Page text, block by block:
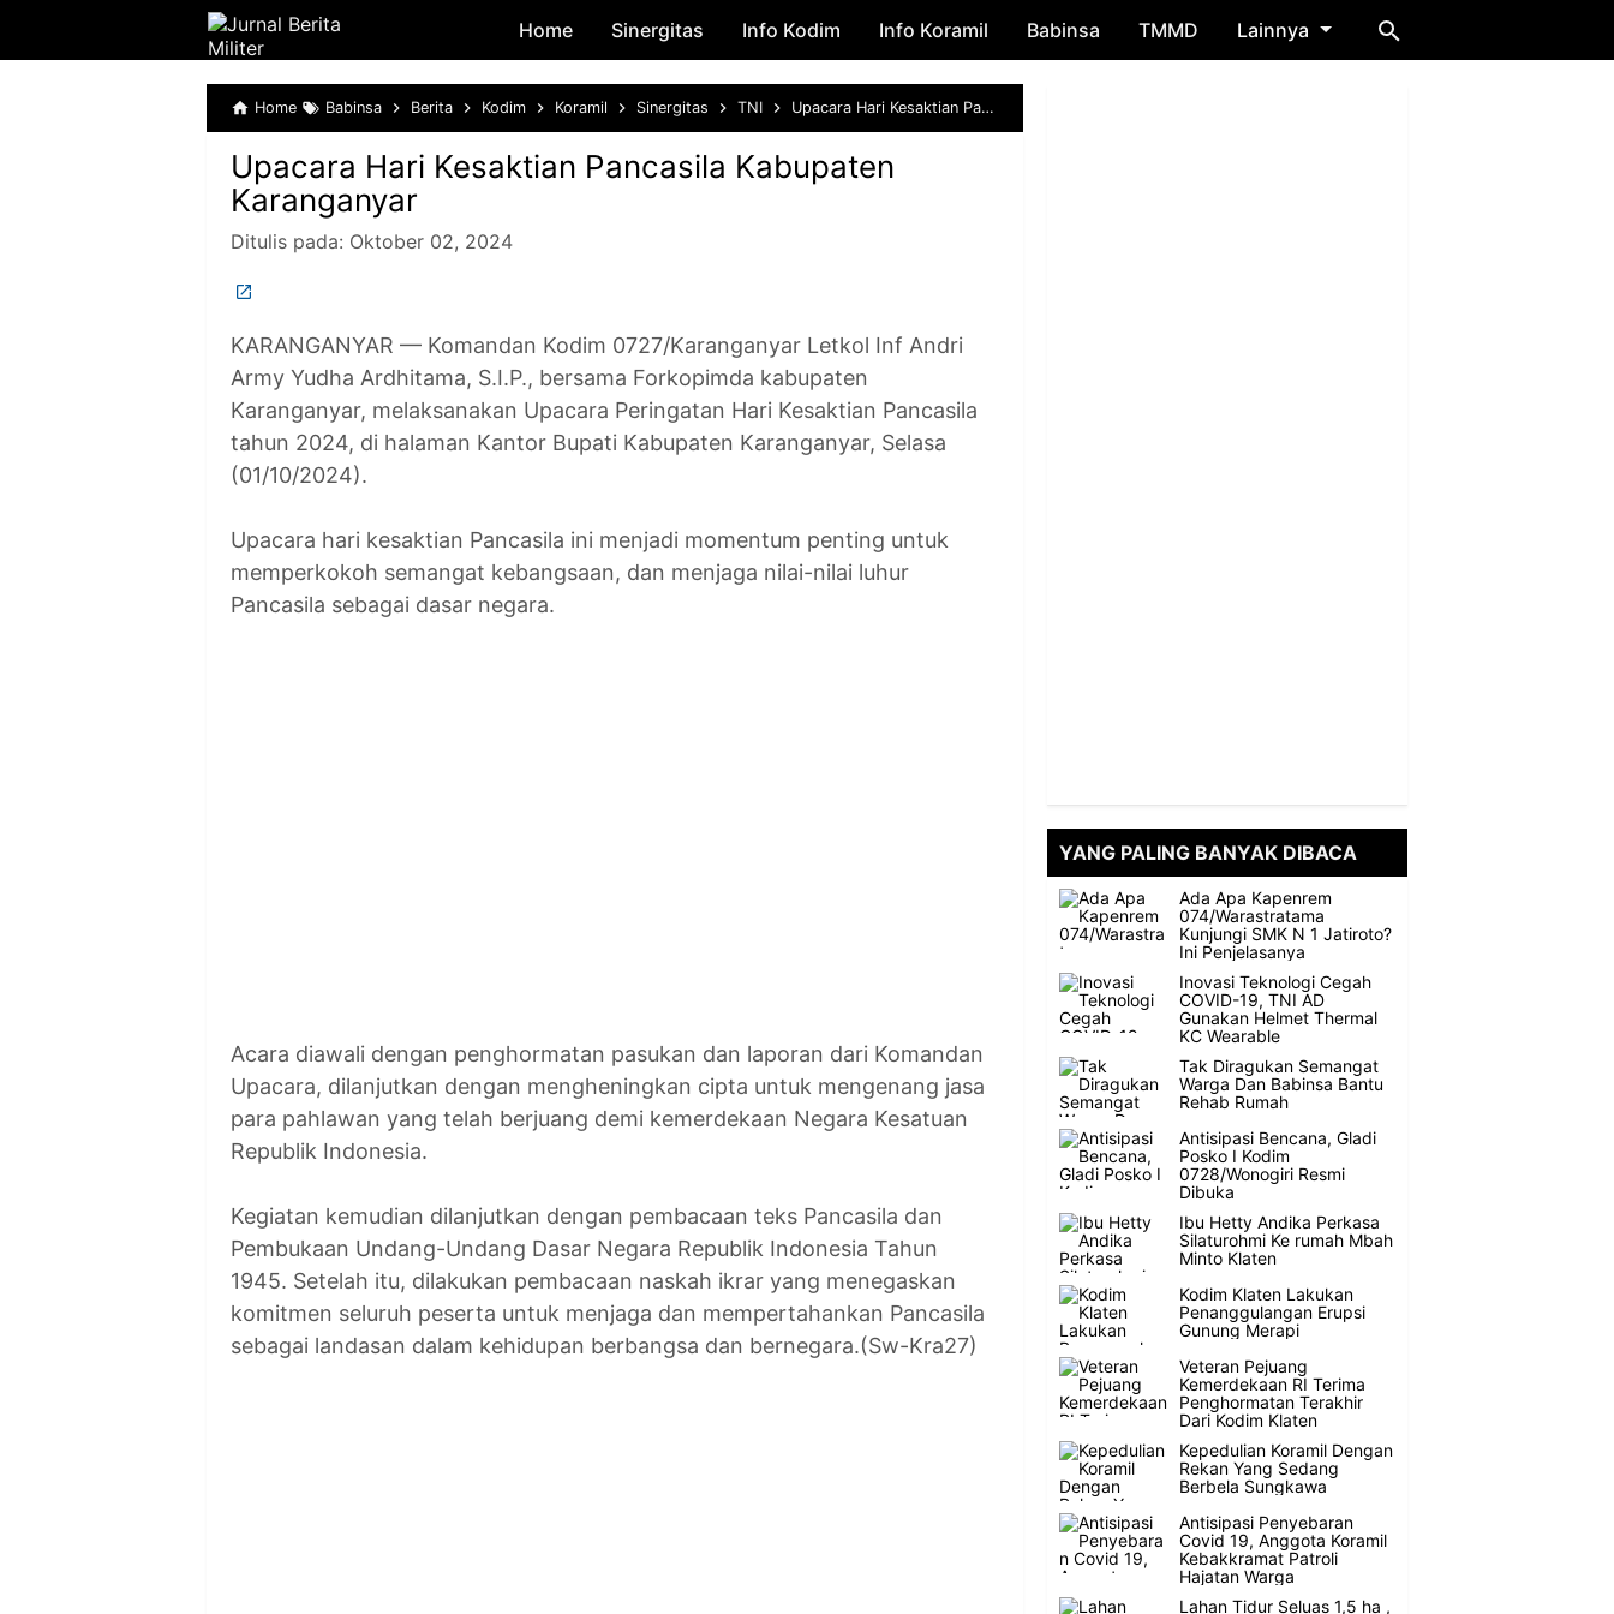
Skip to main content
Home Sinergitas Info Kodim Info Koramil Babinsa TMMD Lainnya
Home Babinsa Berita Kodim Koramil Sinergitas TNI Upacara Hari Kesaktian Pancasila Kabupaten Karanganyar
Upacara Hari Kesaktian Pancasila Kabupaten
Karanganyar
Ditulis pada: Oktober 02, 2024
KARANGANYAR — Komandan Kodim 0727/Karanganyar Letkol Inf Andri
Army Yudha Ardhitama, S.I.P., bersama Forkopimda kabupaten
Karanganyar, melaksanakan Upacara Peringatan Hari Kesaktian Pancasila
tahun 2024, di halaman Kantor Bupati Kabupaten Karanganyar, Selasa
(01/10/2024).
Upacara hari kesaktian Pancasila ini menjadi momentum penting untuk
memperkokoh semangat kebangsaan, dan menjaga nilai-nilai luhur
Pancasila sebagai dasar negara.
Acara diawali dengan penghormatan pasukan dan laporan dari Komandan
Upacara, dilanjutkan dengan mengheningkan cipta untuk mengenang jasa
para pahlawan yang telah berjuang demi kemerdekaan Negara Kesatuan
Republik Indonesia.
Kegiatan kemudian dilanjutkan dengan pembacaan teks Pancasila dan
Pembukaan Undang-Undang Dasar Negara Republik Indonesia Tahun
1945. Setelah itu, dilakukan pembacaan naskah ikrar yang menegaskan
komitmen seluruh peserta untuk menjaga dan mempertahankan Pancasila
sebagai landasan dalam kehidupan berbangsa dan bernegara.(Sw-Kra27)
YANG PALING BANYAK DIBACA
Ada Apa Kapenrem
074/Warastratama
Kunjungi SMK N 1 Jatiroto?
Ini Penjelasanya
Inovasi Teknologi Cegah
COVID-19, TNI AD
Gunakan Helmet Thermal
KC Wearable
Tak Diragukan Semangat
Warga Dan Babinsa Bantu
Rehab Rumah
Antisipasi Bencana, Gladi
Posko I Kodim
0728/Wonogiri Resmi
Dibuka
Ibu Hetty Andika Perkasa
Silaturohmi Ke rumah Mbah
Minto Klaten
Kodim Klaten Lakukan
Penanggulangan Erupsi
Gunung Merapi
Veteran Pejuang
Kemerdekaan RI Terima
Penghormatan Terakhir
Dari Kodim Klaten
Kepedulian Koramil Dengan
Rekan Yang Sedang
Berbela Sungkawa
Antisipasi Penyebaran
Covid 19, Anggota Koramil
Kebakkramat Patroli
Hajatan Warga
Lahan Tidur Seluas 1,5 ha ,